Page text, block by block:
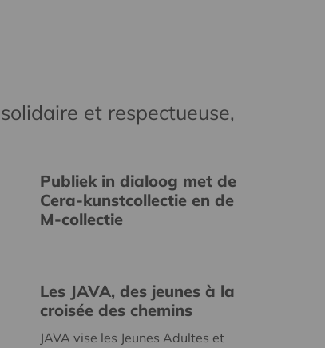
et respectueuse,
Publiek in dialoog met de
Cera-kunstcollectie en de
M-collectie
Les JAVA, des jeunes à la
croisée des chemins
JAVA vise les Jeunes Adultes et